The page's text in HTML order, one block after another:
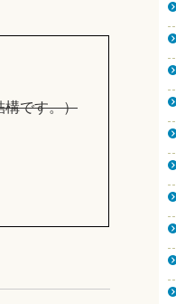
構です。）